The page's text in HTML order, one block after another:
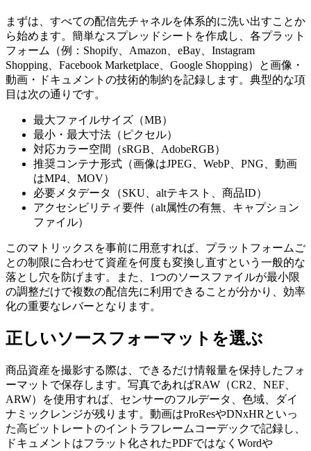
まずは、すべての配信先チャネルを体系的に洗い出すことか
ら始めます。簡単なスプレッドシートを作成し、各プラット
フォーム（例：Shopify、Amazon、eBay、Instagram
Shopping、Facebook Marketplace、Google Shopping）と画像・
動画・ドキュメントの技術的制約を記録します。典型的な項
目は次の通りです。
最大ファイルサイズ（MB）
最小・最大寸法（ピクセル）
対応カラー空間（sRGB、AdobeRGB）
推奨コンテナ形式（画像はJPEG、WebP、PNG、動画
はMP4、MOV）
必要メタデータ（SKU、altテキスト、商品ID）
アクセシビリティ要件（alt属性の有無、キャプション
ファイル）
このマトリックスを事前に用意すれば、プラットフォームご
との制限に合わせて資産を何度も変換し直すという一般的な
落とし穴を防げます。また、1つのソースファイルが最小限
の調整だけで複数の配信先に利用できることが分かり、効率
化の重要なレバーとなります。
正しいソースフォーマットを選ぶ
商品資産を撮影する際は、できるだけ情報量を保持したフォ
ーマットで保存します。写真であればRAW（CR2、NEF、
ARW）を使用すれば、センサーのフルデータ、色域、ダイ
ナミックレンジが残ります。動画はProResやDNxHRといっ
た高ビットレートのイントラフレームコーデックで記録し、
ドキュメントはフラット化されたPDFではなくWordや